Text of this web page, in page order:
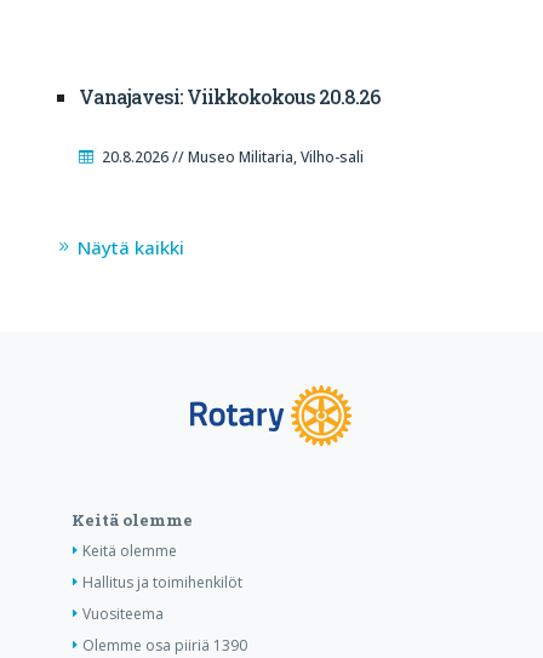
Vanajavesi: Viikkokokous 20.8.26
20.8.2026 // Museo Militaria, Vilho-sali
Näytä kaikki
Keitä olemme
Keitä olemme
Hallitus ja toimihenkilöt
Vuositeema
Olemme osa piiriä 1390